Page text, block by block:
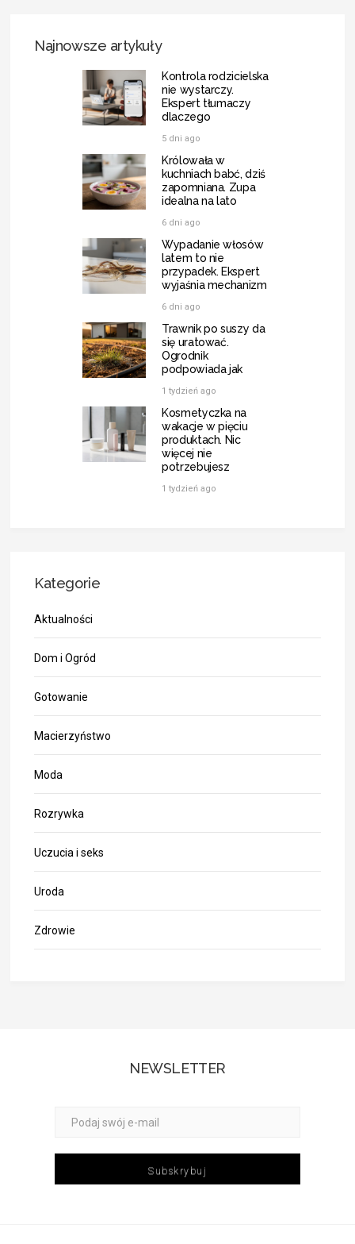
Najnowsze artykuły
Kontrola rodzicielska
nie wystarczy.
Ekspert tłumaczy
dlaczego
5 dni ago
Królowała w
kuchniach babć, dziś
zapomniana. Zupa
idealna na lato
6 dni ago
Wypadanie włosów
latem to nie
przypadek. Ekspert
wyjaśnia mechanizm
6 dni ago
Trawnik po suszy da
się uratować.
Ogrodnik
podpowiada jak
1 tydzień ago
Kosmetyczka na
wakacje w pięciu
produktach. Nic
więcej nie
potrzebujesz
1 tydzień ago
Kategorie
Aktualności
Dom i Ogród
Gotowanie
Macierzyństwo
Moda
Rozrywka
Uczucia i seks
Uroda
Zdrowie
NEWSLETTER
Subskrybuj